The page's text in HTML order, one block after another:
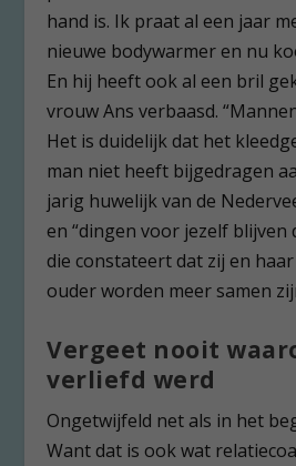
hand is. Ik praat al een jaar
nieuwe bodywarmer en nu
En hij heeft ook al een bril
vrouw Ans verbaasd.
Het is duidelijk dat het
man niet heeft bijgedragen
jarig huwelijk van de
en “dingen voor jezelf blijven
die constateert dat zij en
ouder worden meer samen
Vergeet nooit
verliefd werd
Ongetwijfeld net als in het
Want dat is ook wat